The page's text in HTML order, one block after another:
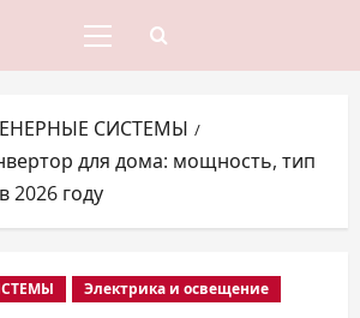
Основное
меню
СИСТЕМЫ
для дома: мощность, тип
2026 году
Электрика и освещение